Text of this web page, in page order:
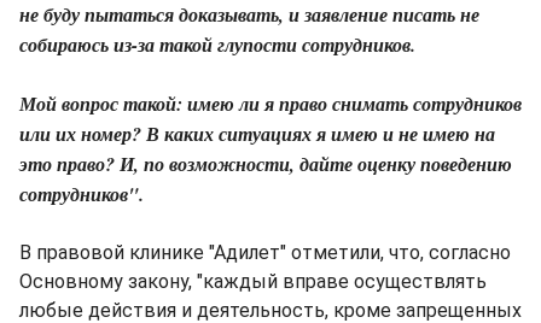
не буду пытаться доказывать, и заявление писать не
собираюсь из-за такой глупости сотрудников.
Мой вопрос такой: имею ли я право снимать сотрудников
или их номер? В каких ситуациях я имею и не имею на
это право? И, по возможности, дайте оценку поведению
сотрудников".
В правовой клинике "Адилет" отметили, что, согласно
Основному закону, "каждый вправе осуществлять
любые действия и деятельность, кроме запрещенных